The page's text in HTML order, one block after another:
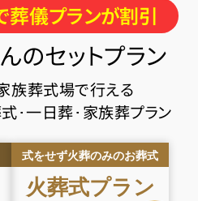
儀プランが割引
のセットプラン
族葬式場で行える
･一日葬･家族葬プラン
式をせず火葬のみのお葬式
火葬式プラン